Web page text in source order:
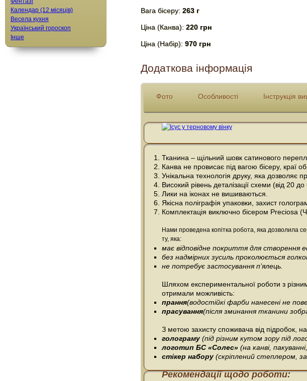
Вага бісеру: 263 г
Ціна (Канва): 220 грн
Ціна (Набір): 970 грн
Додаткова інформація
Фото Особливості Інструкція
Тканина – щільний шовк сатинового
Канва не провисає під вагою бісеру, краї
Унікальна технологія друку, яка дозволяє
Високий рівень деталізації схеми (від 20 до
Лики на іконах не вишиваються.
Якісна поліграфія упаковки, захист
Комплектація виключно бісером Preciosa
Нами проведена копітка робота, яка дозволила
ту, яка:
має відповідне покриття для створення
без надмірних зусиль проколюється
не потребує застосування п’ялець.
Шляхом експериментальної роботи з
отримали можливість:
прання(водостійкі фарби нанесені не
прасування(після зминання тканини
З метою захисту споживача від підробок,
голограму(під різним кутом зору під
логотип БС «Солес» (на канві,
стікер набору(скріплений степлером,
Рекомендації щодо роботи:
Календар (12 місяців)
Весела кухня
Український гороскоп
Інше